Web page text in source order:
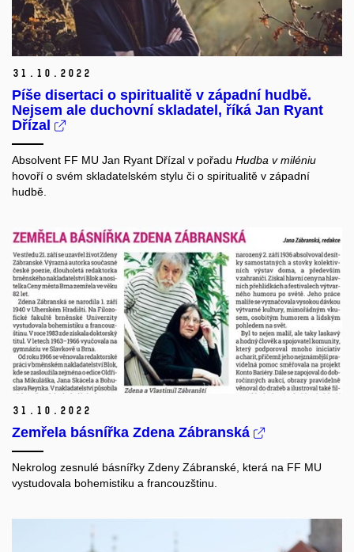
31. 10. 2022
Píše disertaci o spiritualitě v západní hudbě.
Nejsem ale duchovní skladatel, říká Jan Ryant
Dřízal
Absolvent FF MU Jan Ryant Dřízal v pořadu Hudba v miléniu
hovoří o svém skladatelském stylu či o spiritualitě v západní
hudbě.
31. 10. 2022
Zemřela básnířka Zdena Zábranská
Nekrolog zesnulé básnířky Zdeny Zábranské, která na FF MU
vystudovala bohemistiku a francouzštinu.